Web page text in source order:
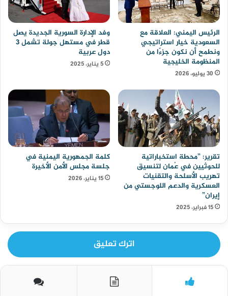
الرئيس اليمني: العلاقة مع
السعودية خيار استراتيجي
ونطمح أن نكون جزءًا من
المنظومة الخليجية
30 يوليو، 2026
وفد الإدارة السورية الجديدة يصل
قطر في مستهل جولة تشمل 3
دول عربية
5 يناير، 2025
تقرير: ”محطة استخباراتية
للحوثيين في عُمان لتنسيق
تهريب الأسلحة والتقنيات
العسكرية والدعم اللوجستي من
إيران”
15 فبراير، 2025
كلمة الجمهورية اليمنية في
جلسة مجلس الأمن الأخيرة
15 يناير، 2026
اترك تعليق